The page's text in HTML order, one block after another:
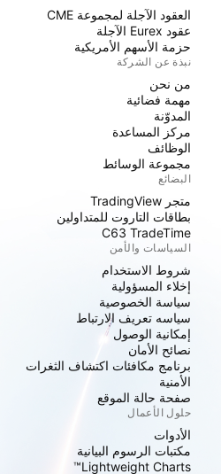
العقود الآجلة لمجموعة CME
عقود Eurex الآجلة
حزمة الأسهم الأمريكية
نبذة عن الشركة
من نحن
مهمة فضائية
المدوّنة
مركز المساعدة
الوظائف
مجموعة الوسائط
البضائع
متجر TradingView
بطاقات التاروت للمتداولين
C63 TradeTime
السياسات والأمن
شروط الاستخدام
إخلاء المسؤولية
سياسة الخصوصية
سياسه تعريف الارتباط
إمكانية الوصول
نصائح الأمان
برنامج مكافئات اكتشاف الثغرات
الأمنية
صفحة حالة الموقع
حلول الأعمال
الأدوات
مكتبات الرسوم البيانية
Lightweight Charts™